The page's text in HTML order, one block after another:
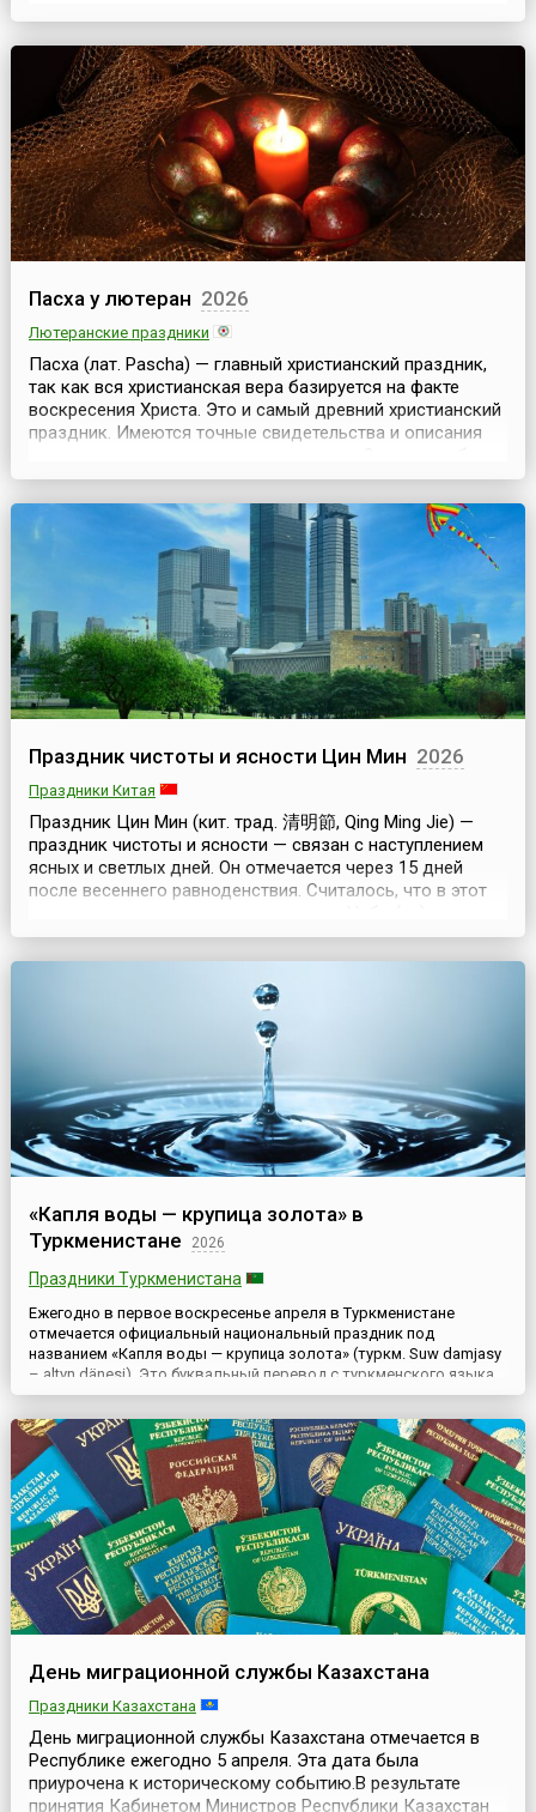
после весеннего равноденствия (между 22 марта и 25
апреля). Название праздника восходит к еврейскому
«Песах»: еврейская Пасха, посвященная избавлению ...
Пасха у лютеран 2026
Лютеранские праздники
Пасха (лат. Pascha) — главный христианский праздник,
так как вся христианская вера базируется на факте
воскресения Христа. Это и самый древний христианский
праздник. Имеются точные свидетельства и описания
самый древний пасхальный праздник в память Иисуса с
долгой всенощной до самого утра, за которой
совершалась Евхаристия.Он отмечается люте...
Праздник чистоты и ясности Цин Мин 2026
Праздники Китая
Праздник Цин Мин (кит. трад. 清明節, Qing Ming Jie) —
праздник чистоты и ясности — связан с наступлением
ясных и светлых дней. Он отмечается через 15 дней
после весеннего равноденствия. Считалось, что в этот
оплодотворяет землю (инь), зарождается новая жизнь.
В день Цин Мин, который является государственных
выходным днем, празднично одетые люди гуля...
«Капля воды — крупица золота» в
Туркменистане
2026
Праздники Туркменистана
Ежегодно в первое воскресенье апреля в Туркменистане
отмечается официальный национальный праздник под
названием «Капля воды — крупица золота» (туркм. Suw damjasy
– altyn dänesi). Это буквальный перевод с туркменского языка
названия праздника. Он был задуман как напоминание об
истинной цене воды и учрежден в 1995 году указом первого
президента Туркмении Сапармурата Ниязова, который
официально п...
День миграционной службы Казахстана
Праздники Казахстана
День миграционной службы Казахстана отмечается в
Республике ежегодно 5 апреля. Эта дата была
приурочена к историческому событию.В результате
принятия Кабинетом Министров Республики Казахстан